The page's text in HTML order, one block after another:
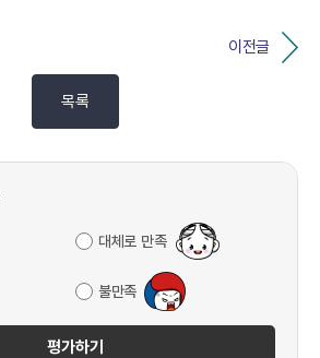
이전글
목록
대체로 만족
불만족
평가하기